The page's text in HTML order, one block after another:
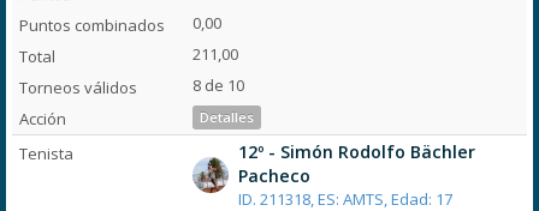
0,00
211,00
8 de 10
Detalles
12º - Simón Rodolfo Bächler
Pacheco
ID. 211318, ES: AMTS, Edad: 17